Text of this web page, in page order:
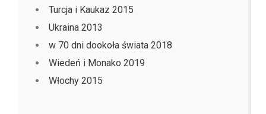
Turcja i Kaukaz 2015
Ukraina 2013
w 70 dni dookoła świata 2018
Wiedeń i Monako 2019
Włochy 2015